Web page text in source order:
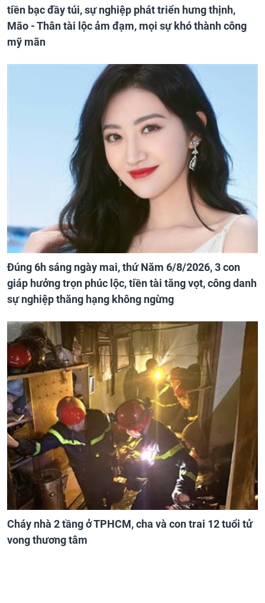
tiền bạc đầy túi, sự nghiệp phát triển hưng thịnh,
Mão - Thân tài lộc ảm đạm, mọi sự khó thành công
mỹ mãn
Đúng 6h sáng ngày mai, thứ Năm 6/8/2026, 3 con
giáp hưởng trọn phúc lộc, tiền tài tăng vọt, công danh
sự nghiệp thăng hạng không ngừng
Cháy nhà 2 tầng ở TPHCM, cha và con trai 12 tuổi tử
vong thương tâm